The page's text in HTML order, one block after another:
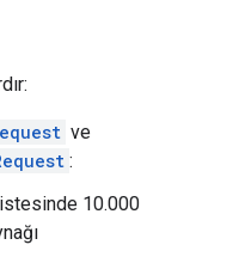
ve
:
10.000